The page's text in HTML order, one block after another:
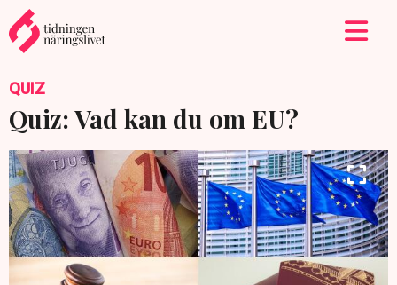
QUIZ
Quiz: Vad kan du om EU?